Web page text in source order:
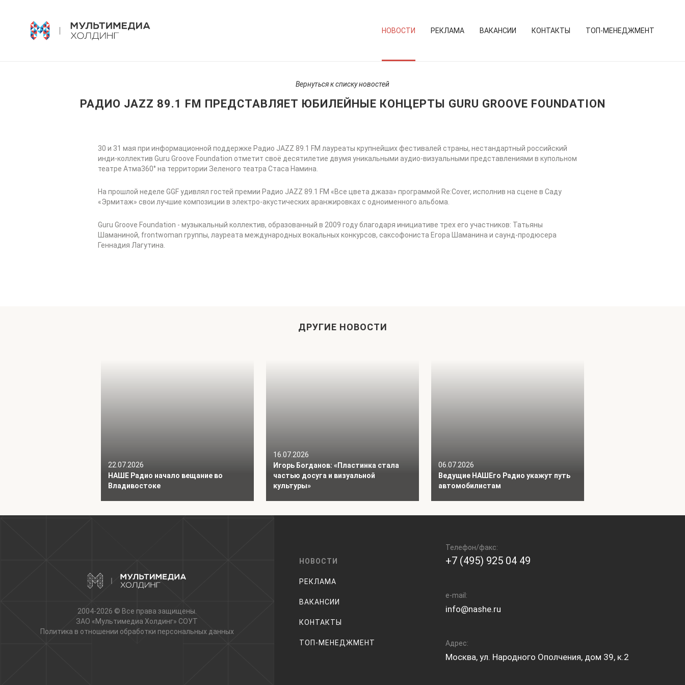
НОВОСТИ РЕКЛАМА ВАКАНСИИ КОНТАКТЫ ТОП-МЕНЕДЖМЕНТ
Вернуться к списку новостей
РАДИО JAZZ 89.1 FM ПРЕДСТАВЛЯЕТ ЮБИЛЕЙНЫЕ КОНЦЕРТЫ GURU GROOVE FOUNDATION
30 и 31 мая при информационной поддержке Радио JAZZ 89.1 FM лауреаты крупнейших фестивалей страны, нестандартный российский
инди-коллектив Guru Groove Foundation отметит своё десятилетие двумя уникальными аудио-визуальными представлениями в купольном
театре Атма360° на территории Зеленого театра Стаса Намина.
На прошлой неделе GGF удивлял гостей премии Радио JAZZ 89.1 FM «Все цвета джаза» программой Re:Cover, исполнив на сцене в Саду
«Эрмитаж» свои лучшие композиции в электро-акустических аранжировках с одноименного альбома.
Guru Groove Foundation - музыкальный коллектив, образованный в 2009 году благодаря инициативе трех его участников: Татьяны
Шаманиной, frontwoman группы, лауреата международных вокальных конкурсов, саксофониста Егора Шаманина и саунд-продюсера
Геннадия Лагутина.
ДРУГИЕ НОВОСТИ
22.07.2026
НАШЕ Радио начало вещание во
Владивостоке
16.07.2026
Игорь Богданов: «Пластинка стала
частью досуга и визуальной
культуры»
06.07.2026
Ведущие НАШЕго Радио укажут путь
автомобилистам
2004-2026 © Все права защищены.
ЗАО «Мультимедиа Холдинг» СОУТ
Политика в отношении обработки персональных данных
НОВОСТИ
РЕКЛАМА
ВАКАНСИИ
КОНТАКТЫ
ТОП-МЕНЕДЖМЕНТ
Телефон/факс:
+7 (495) 925 04 49
e-mail:
info@nashe.ru
Адрес:
Москва, ул. Народного Ополчения, дом 39, к.2